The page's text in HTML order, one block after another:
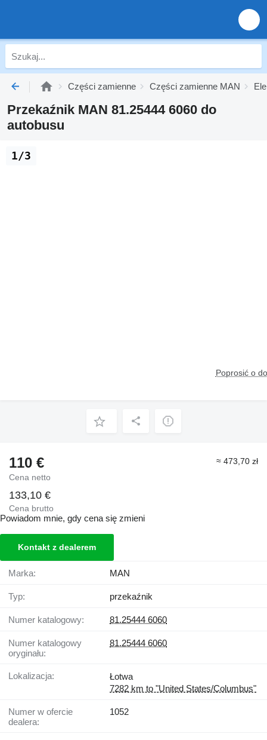
Części zamienne Części zamienne MAN
Przekaźnik MAN 81.25444 6060 do
autobusu
Poprosić o
1/3
110 €
Cena netto
≈ 473,70 zł
133,10 €
Cena brutto
Powiadom mnie, gdy cena się zmieni
Kontakt z dealerem
Marka: MAN
Typ: przekaźnik
Numer katalogowy: 81.25444 6060
Numer katalogowy
oryginału:
81.25444 6060
Lokalizacja:
Łotwa
7282 km to "United States/Columbus"
Numer w ofercie
dealera:
1052